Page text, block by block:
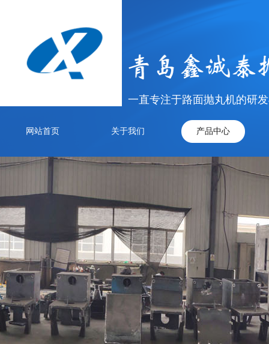
一直专注于路面抛丸机的研
网站首页 关于我们 产品中心